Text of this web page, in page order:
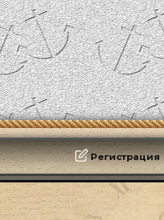
Регистрация